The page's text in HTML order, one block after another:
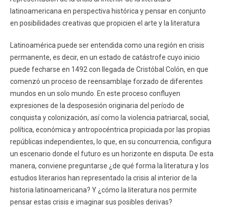
latinoamericana en perspectiva histórica y pensar en conjunto
en posibilidades creativas que propicien el arte y la literatura
Latinoamérica puede ser entendida como una región en crisis
permanente, es decir, en un estado de catástrofe cuyo inicio
puede fecharse en 1492 con llegada de Cristóbal Colón, en que
comenzó un proceso de reensamblaje forzado de diferentes
mundos en un solo mundo. En este proceso confluyen
expresiones de la desposesión originaria del período de
conquista y colonización, así como la violencia patriarcal, social,
política, económica y antropocéntrica propiciada por las propias
repúblicas independientes, lo que, en su concurrencia, configura
un escenario donde el futuro es un horizonte en disputa. De esta
manera, conviene preguntarse ¿de qué forma la literatura y los
estudios literarios han representado la crisis al interior de la
historia latinoamericana? Y ¿cómo la literatura nos permite
pensar estas crisis e imaginar sus posibles derivas?